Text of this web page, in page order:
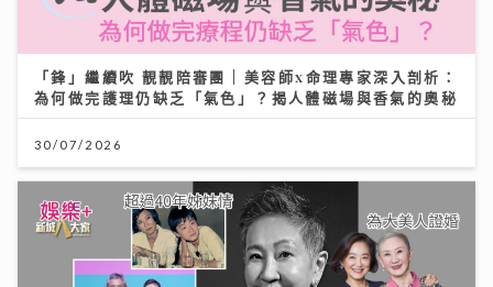
「鋒」繼續吹 靚靚陪審團 | 美容師x命理專家深入剖析：
為何做完護理仍缺乏「氣色」？揭人體磁場與香氣的奧秘
30/07/2026